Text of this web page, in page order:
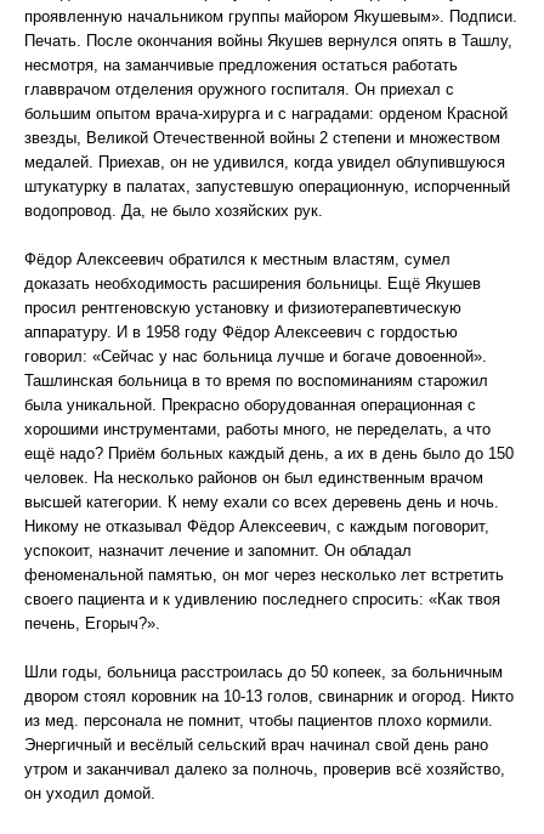
проявленную начальником группы майором Якушевым». Подписи.
Печать. После окончания войны Якушев вернулся опять в Ташлу,
несмотря, на заманчивые предложения остаться работать
главврачом отделения оружного госпиталя. Он приехал с
большим опытом врача-хирурга и с наградами: орденом Красной
звезды, Великой Отечественной войны 2 степени и множеством
медалей. Приехав, он не удивился, когда увидел облупившуюся
штукатурку в палатах, запустевшую операционную, испорченный
водопровод. Да, не было хозяйских рук.
Фёдор Алексеевич обратился к местным властям, сумел
доказать необходимость расширения больницы. Ещё Якушев
просил рентгеновскую установку и физиотерапевтическую
аппаратуру. И в 1958 году Фёдор Алексеевич с гордостью
говорил: «Сейчас у нас больница лучше и богаче довоенной».
Ташлинская больница в то время по воспоминаниям старожил
была уникальной. Прекрасно оборудованная операционная с
хорошими инструментами, работы много, не переделать, а что
ещё надо? Приём больных каждый день, а их в день было до 150
человек. На несколько районов он был единственным врачом
высшей категории. К нему ехали со всех деревень день и ночь.
Никому не отказывал Фёдор Алексеевич, с каждым поговорит,
успокоит, назначит лечение и запомнит. Он обладал
феноменальной памятью, он мог через несколько лет встретить
своего пациента и к удивлению последнего спросить: «Как твоя
печень, Егорыч?».
Шли годы, больница расстроилась до 50 копеек, за больничным
двором стоял коровник на 10-13 голов, свинарник и огород. Никто
из мед. персонала не помнит, чтобы пациентов плохо кормили.
Энергичный и весёлый сельский врач начинал свой день рано
утром и заканчивал далеко за полночь, проверив всё хозяйство,
он уходил домой.